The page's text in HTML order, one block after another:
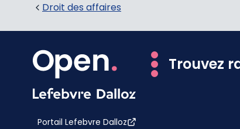
Droit des affaires
Trouvez
Portail Lefebvre Dalloz